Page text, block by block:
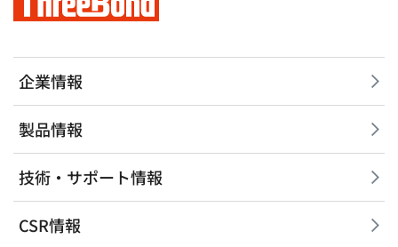
企業情報
製品情報
技術・サポート情報
CSR情報